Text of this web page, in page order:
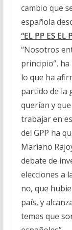
cambio que
española
“EL PP ES EL
“Nosotros
principio”,
lo que ha
partido de la
querían y
trabajar en
del GPP ha
Mariano
debate de
elecciones a
no, que
país, y
temas que